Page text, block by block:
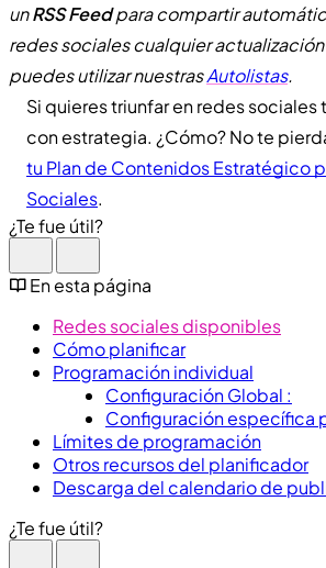
unRSS Feedpara compartir
redes sociales cualquier
puedes utilizar nuestrasAutolistas.
Si quieres triunfar en redes
con estrategia. ¿Cómo? No te
tu Plan de Contenidos Estratégico
Sociales.
¿Te fue útil?
En esta página
Redes sociales disponibles
Cómo planificar
Programación individual
Configuración Global :
Configuración específica
Límites de programación
Otros recursos del planificador
Descarga del calendario de
¿Te fue útil?